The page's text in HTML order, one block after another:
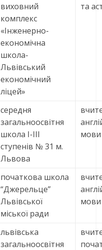
виховний
комплекс
«Інженерно-
економічна
школа-
Львівський
економічний
ліцей»
та
середня
загальноосвітня
школа І-ІІІ
ступенів № 31 м.
Львова
мови
початкова школа
“Джерельце”
Львівської
міської ради
мови
львівська
загальноосвітня